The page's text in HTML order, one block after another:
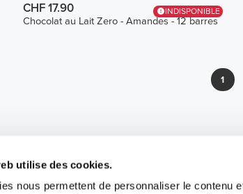
utilise des cookies.
nous permettent de personnaliser le contenu
INDISPONIBLE
CHF 17.90
Chocolat au Lait Zero - Amandes - 12 barres
1